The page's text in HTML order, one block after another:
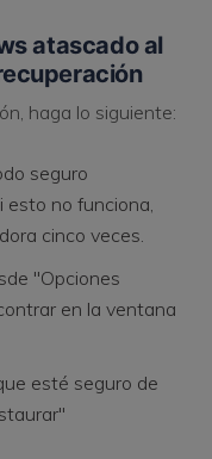
atascado al
haga lo siguiente:
seguro
esto no funciona,
cinco veces.
"Opciones
en la ventana
esté seguro de